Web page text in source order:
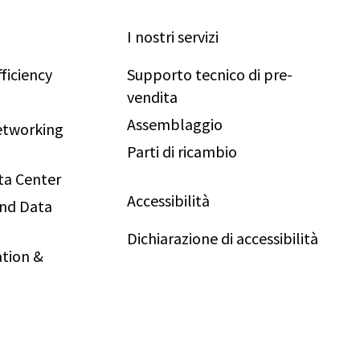
Center
Data
&
I nostri servizi
Supporto tecnico di pre-
vendita
Assemblaggio
Parti di ricambio
Accessibilità
Dichiarazione di accessibilità